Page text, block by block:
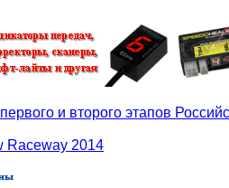
и второго этапов
Raceway 2014